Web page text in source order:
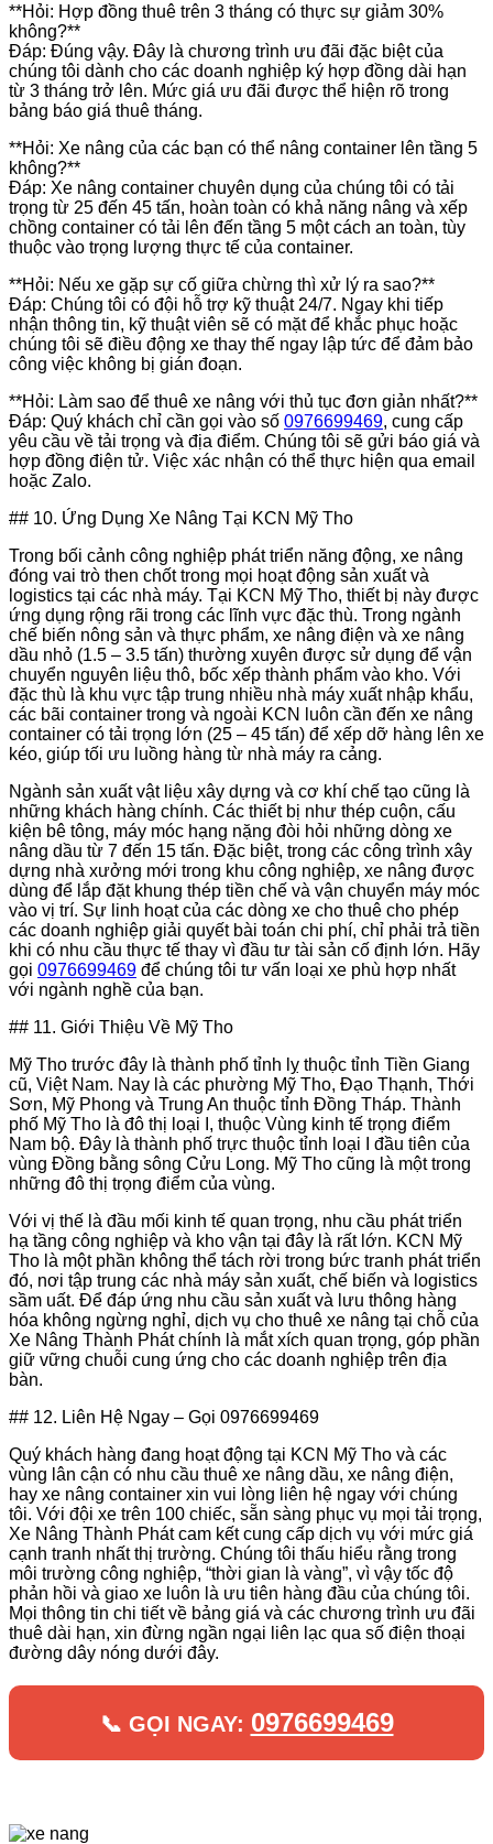
**Hỏi: Hợp đồng thuê trên 3 tháng có thực sự giảm 30%
không?**
Đáp: Đúng vậy. Đây là chương trình ưu đãi đặc biệt của
chúng tôi dành cho các doanh nghiệp ký hợp đồng dài hạn
từ 3 tháng trở lên. Mức giá ưu đãi được thể hiện rõ trong
bảng báo giá thuê tháng.
**Hỏi: Xe nâng của các bạn có thể nâng container lên tầng 5
không?**
Đáp: Xe nâng container chuyên dụng của chúng tôi có tải
trọng từ 25 đến 45 tấn, hoàn toàn có khả năng nâng và xếp
chồng container có tải lên đến tầng 5 một cách an toàn, tùy
thuộc vào trọng lượng thực tế của container.
**Hỏi: Nếu xe gặp sự cố giữa chừng thì xử lý ra sao?**
Đáp: Chúng tôi có đội hỗ trợ kỹ thuật 24/7. Ngay khi tiếp
nhận thông tin, kỹ thuật viên sẽ có mặt để khắc phục hoặc
chúng tôi sẽ điều động xe thay thế ngay lập tức để đảm bảo
công việc không bị gián đoạn.
**Hỏi: Làm sao để thuê xe nâng với thủ tục đơn giản nhất?**
Đáp: Quý khách chỉ cần gọi vào số 0976699469, cung cấp
yêu cầu về tải trọng và địa điểm. Chúng tôi sẽ gửi báo giá và
hợp đồng điện tử. Việc xác nhận có thể thực hiện qua email
hoặc Zalo.
## 10. Ứng Dụng Xe Nâng Tại KCN Mỹ Tho
Trong bối cảnh công nghiệp phát triển năng động, xe nâng
đóng vai trò then chốt trong mọi hoạt động sản xuất và
logistics tại các nhà máy. Tại KCN Mỹ Tho, thiết bị này được
ứng dụng rộng rãi trong các lĩnh vực đặc thù. Trong ngành
chế biến nông sản và thực phẩm, xe nâng điện và xe nâng
dầu nhỏ (1.5 – 3.5 tấn) thường xuyên được sử dụng để vận
chuyển nguyên liệu thô, bốc xếp thành phẩm vào kho. Với
đặc thù là khu vực tập trung nhiều nhà máy xuất nhập khẩu,
các bãi container trong và ngoài KCN luôn cần đến xe nâng
container có tải trọng lớn (25 – 45 tấn) để xếp dỡ hàng lên xe
kéo, giúp tối ưu luồng hàng từ nhà máy ra cảng.
Ngành sản xuất vật liệu xây dựng và cơ khí chế tạo cũng là
những khách hàng chính. Các thiết bị như thép cuộn, cấu
kiện bê tông, máy móc hạng nặng đòi hỏi những dòng xe
nâng dầu từ 7 đến 15 tấn. Đặc biệt, trong các công trình xây
dựng nhà xưởng mới trong khu công nghiệp, xe nâng được
dùng để lắp đặt khung thép tiền chế và vận chuyển máy móc
vào vị trí. Sự linh hoạt của các dòng xe cho thuê cho phép
các doanh nghiệp giải quyết bài toán chi phí, chỉ phải trả tiền
khi có nhu cầu thực tế thay vì đầu tư tài sản cố định lớn. Hãy
gọi 0976699469 để chúng tôi tư vấn loại xe phù hợp nhất
với ngành nghề của bạn.
## 11. Giới Thiệu Về Mỹ Tho
Mỹ Tho trước đây là thành phố tỉnh lỵ thuộc tỉnh Tiền Giang
cũ, Việt Nam. Nay là các phường Mỹ Tho, Đạo Thạnh, Thới
Sơn, Mỹ Phong và Trung An thuộc tỉnh Đồng Tháp. Thành
phố Mỹ Tho là đô thị loại I, thuộc Vùng kinh tế trọng điểm
Nam bộ. Đây là thành phố trực thuộc tỉnh loại I đầu tiên của
vùng Đồng bằng sông Cửu Long. Mỹ Tho cũng là một trong
những đô thị trọng điểm của vùng.
Với vị thế là đầu mối kinh tế quan trọng, nhu cầu phát triển
hạ tầng công nghiệp và kho vận tại đây là rất lớn. KCN Mỹ
Tho là một phần không thể tách rời trong bức tranh phát triển
đó, nơi tập trung các nhà máy sản xuất, chế biến và logistics
sầm uất. Để đáp ứng nhu cầu sản xuất và lưu thông hàng
hóa không ngừng nghỉ, dịch vụ cho thuê xe nâng tại chỗ của
Xe Nâng Thành Phát chính là mắt xích quan trọng, góp phần
giữ vững chuỗi cung ứng cho các doanh nghiệp trên địa
bàn.
## 12. Liên Hệ Ngay – Gọi 0976699469
Quý khách hàng đang hoạt động tại KCN Mỹ Tho và các
vùng lân cận có nhu cầu thuê xe nâng dầu, xe nâng điện,
hay xe nâng container xin vui lòng liên hệ ngay với chúng
tôi. Với đội xe trên 100 chiếc, sẵn sàng phục vụ mọi tải trọng,
Xe Nâng Thành Phát cam kết cung cấp dịch vụ với mức giá
cạnh tranh nhất thị trường. Chúng tôi thấu hiểu rằng trong
môi trường công nghiệp, “thời gian là vàng”, vì vậy tốc độ
phản hồi và giao xe luôn là ưu tiên hàng đầu của chúng tôi.
Mọi thông tin chi tiết về bảng giá và các chương trình ưu đãi
thuê dài hạn, xin đừng ngần ngại liên lạc qua số điện thoại
đường dây nóng dưới đây.
📞 GỌI NGAY: 0976699469